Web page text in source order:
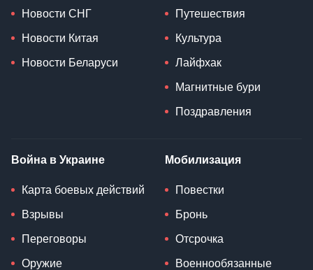
Новости СНГ
Новости Китая
Новости Беларуси
Путешествия
Культура
Лайфхак
Магнитные бури
Поздравления
Война в Украине
Карта боевых действий
Взрывы
Переговоры
Оружие
Мобилизация
Повестки
Бронь
Отсрочка
Военнообязанные